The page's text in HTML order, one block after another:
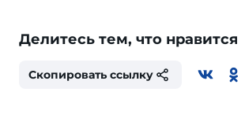
Делитесь тем, что нравится
Скопировать ссылку